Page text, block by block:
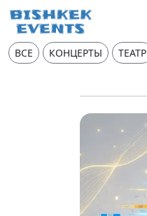
ВСЕ КОНЦЕРТЫ ТЕАТР